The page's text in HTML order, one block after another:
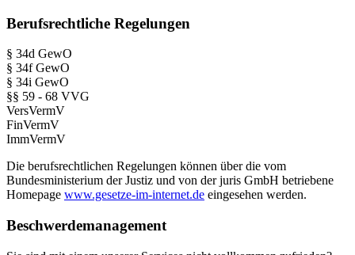
Berufsrechtliche Regelungen
§ 34d GewO
§ 34f GewO
§ 34i GewO
§§ 59 - 68 VVG
VersVermV
FinVermV
ImmVermV
Die berufsrechtlichen Regelungen können über die vom
Bundesministerium der Justiz und von der juris GmbH betriebene
Homepage www.gesetze-im-internet.de eingesehen werden.
Beschwerdemanagement